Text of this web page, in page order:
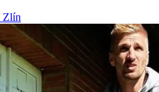
Zlín